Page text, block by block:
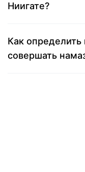
Ниигате?
Как определить
совершать